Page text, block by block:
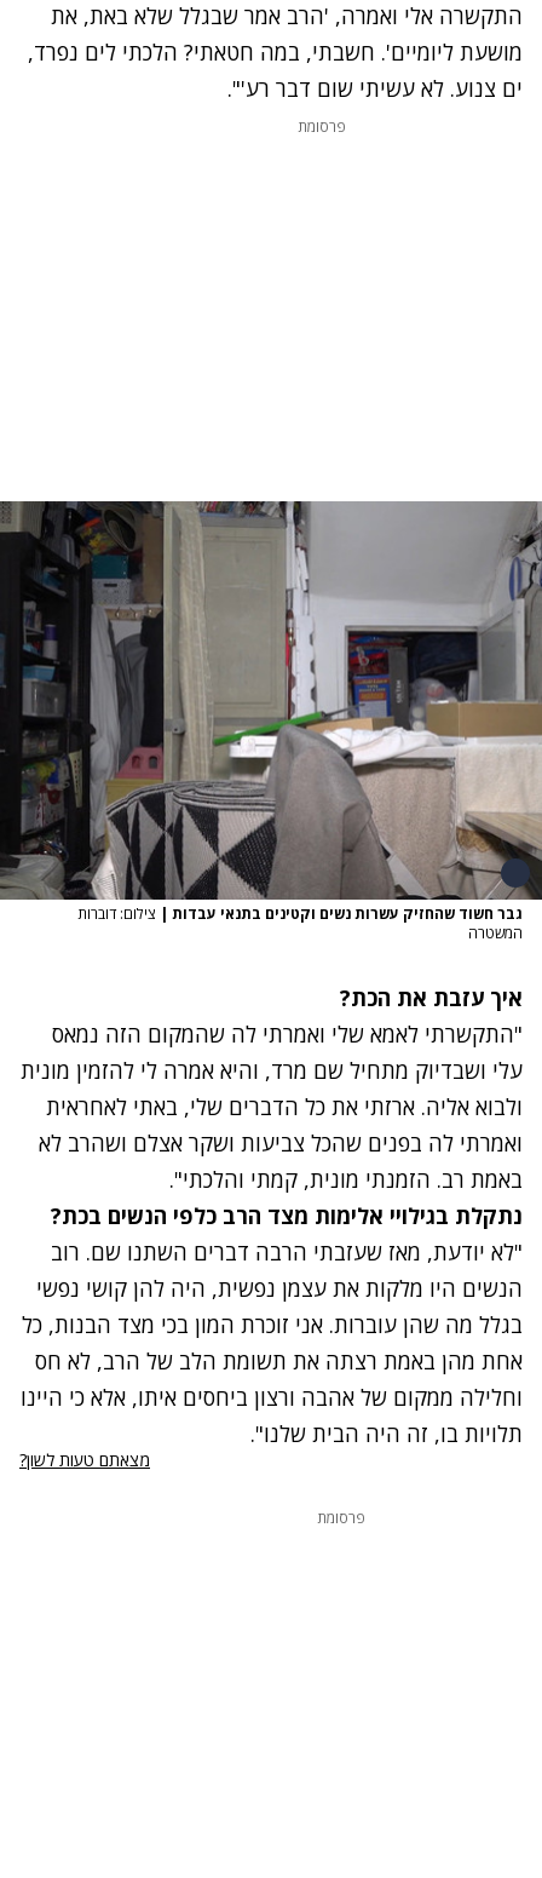
התקשרה אלי ואמרה, 'הרב אמר שבגלל שלא באת, את
מושעת ליומיים'. חשבתי, במה חטאתי? הלכתי לים נפרד,
ים צנוע. לא עשיתי שום דבר רע'".
פרסומת
גבר חשוד שהחזיק עשרות נשים וקטינים בתנאי עבדות | צילום: דוברות
המשטרה
איך עזבת את הכת?
"התקשרתי לאמא שלי ואמרתי לה שהמקום הזה נמאס
עלי ושבדיוק מתחיל שם מרד, והיא אמרה לי להזמין מונית
ולבוא אליה. ארזתי את כל הדברים שלי, באתי לאחראית
ואמרתי לה בפנים שהכל צביעות ושקר אצלם ושהרב לא
באמת רב. הזמנתי מונית, קמתי והלכתי".
נתקלת בגילויי אלימות מצד הרב כלפי הנשים בכת?
"לא יודעת, מאז שעזבתי הרבה דברים השתנו שם. רוב
הנשים היו מלקות את עצמן נפשית, היה להן קושי נפשי
בגלל מה שהן עוברות. אני זוכרת המון בכי מצד הבנות, כל
אחת מהן באמת רצתה את תשומת הלב של הרב, לא חס
וחלילה ממקום של אהבה ורצון ביחסים איתו, אלא כי היינו
תלויות בו, זה היה הבית שלנו".
מצאתם טעות לשון?
פרסומת